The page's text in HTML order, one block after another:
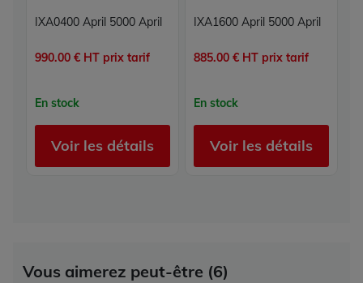
IXA0400 April 5000 April
990.00 € HT prix tarif
En stock
Voir les détails
IXA1600 April 5000 April
885.00 € HT prix tarif
En stock
Voir les détails
Vous aimerez peut-être (6)